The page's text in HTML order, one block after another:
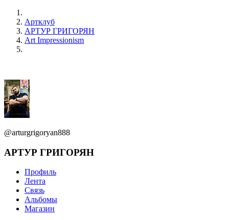
Артклуб
АРТУР ГРИГОРЯН
Art Impressionism
@arturgrigoryan888
АРТУР ГРИГОРЯН
Профиль
Лента
Связь
Альбомы
Магазин